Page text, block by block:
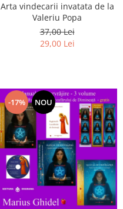
Arta vindecarii invatata de la
Valeriu Popa
37,00 Lei
29,00 Lei
-17% NOU